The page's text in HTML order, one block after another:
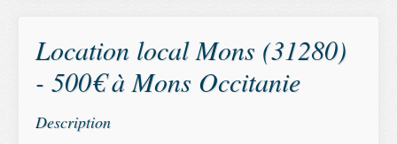
Location local Mons (31280)
- 500€ à Mons Occitanie
Description